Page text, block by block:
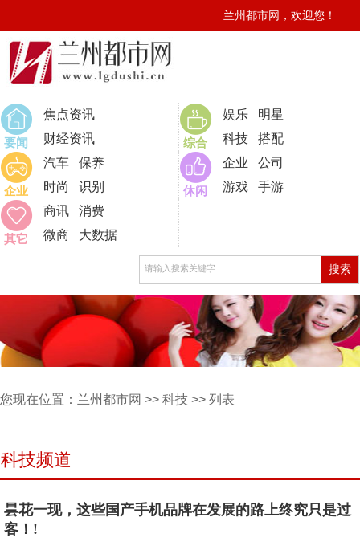
兰州都市网，欢迎您！
要闻
焦点资讯
财经资讯
综合
娱乐
明星
科技
搭配
企业
汽车
保养
时尚
识别 休闲
企业
公司
游戏
手游
其它
商讯
消费
微商
大数据
您现在位置： 兰州都市网 >> 科技 >> 列表
科技频道
昙花一现，这些国产手机品牌在发展的路上终究只是过
客！!